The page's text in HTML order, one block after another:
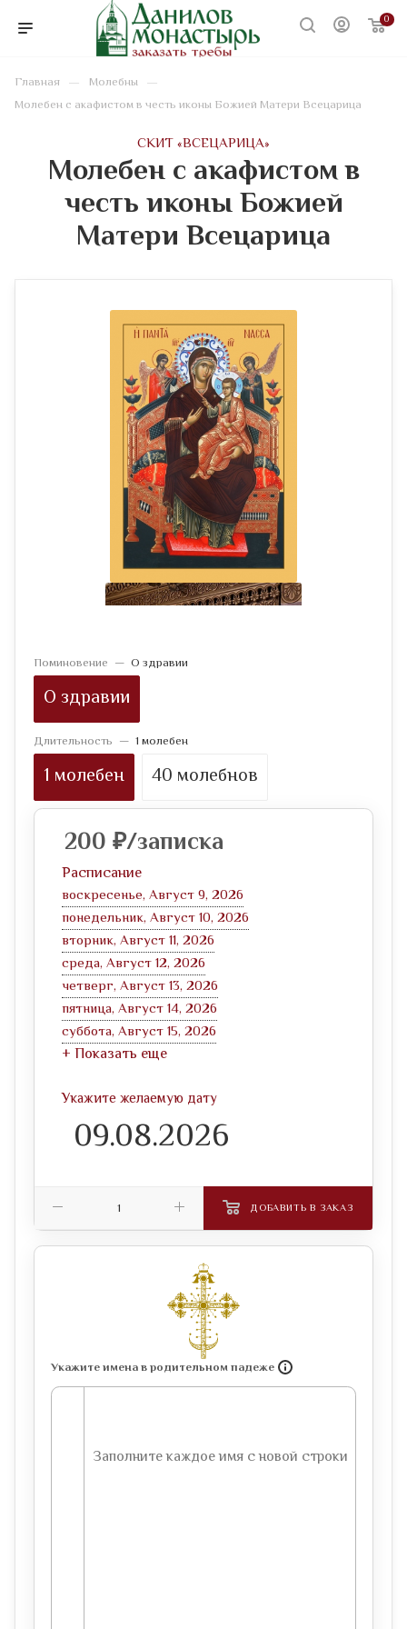
0
Главная — Молебны —
Молебен с акафистом в честь иконы Божией Матери Всецарица
CКИТ «ВСЕЦАРИЦА»
Молебен с акафистом в
честь иконы Божией
Матери Всецарица
Укажите имена в родительном падеже
Поминовение — О здравии
О здравии
Длительность — 1 молебен
1 молебен 40 молебнов
200 ₽/записка
Расписание
воскресенье, Август 9, 2026
понедельник, Август 10, 2026
вторник, Август 11, 2026
среда, Август 12, 2026
четверг, Август 13, 2026
пятница, Август 14, 2026
суббота, Август 15, 2026
+ Показать еще
Укажите желаемую дату
ДОБАВИТЬ В ЗАКАЗ